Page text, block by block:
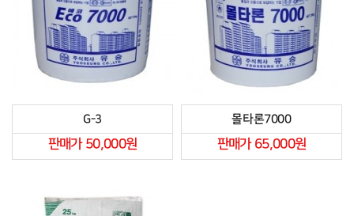
G-3
판매가 50,000원
몰타론7000
판매가 65,000원